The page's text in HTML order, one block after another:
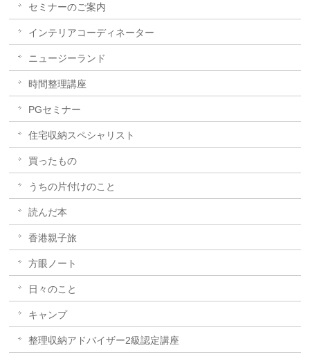
セミナーのご案内
インテリアコーディネーター
ニュージーランド
時間整理講座
PGセミナー
住宅収納スペシャリスト
買ったもの
うちの片付けのこと
読んだ本
香港親子旅
方眼ノート
日々のこと
キャンプ
整理収納アドバイザー2級認定講座